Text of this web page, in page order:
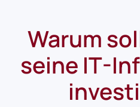
Warum
seine IT-